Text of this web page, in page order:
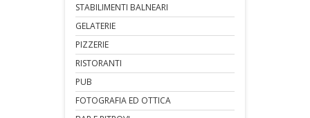
STABILIMENTI BALNEARI
GELATERIE
PIZZERIE
RISTORANTI
PUB
FOTOGRAFIA ED OTTICA